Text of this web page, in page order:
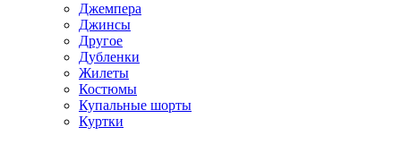
Джемпера
Джинсы
Другое
Дубленки
Жилеты
Костюмы
Купальные шорты
Куртки